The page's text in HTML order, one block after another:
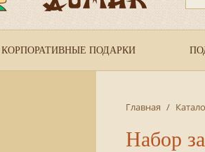
КОРПОРАТИВНЫЕ ПОДАРКИ
Главная /
Набор